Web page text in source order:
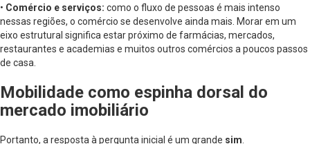
• Comércio e serviços: como o fluxo de pessoas é mais intenso
nessas regiões, o comércio se desenvolve ainda mais. Morar em um
eixo estrutural significa estar próximo de farmácias, mercados,
restaurantes e academias e muitos outros comércios a poucos passos
de casa.
Mobilidade como espinha dorsal do
mercado imobiliário
Portanto, a resposta à pergunta inicial é um grande sim